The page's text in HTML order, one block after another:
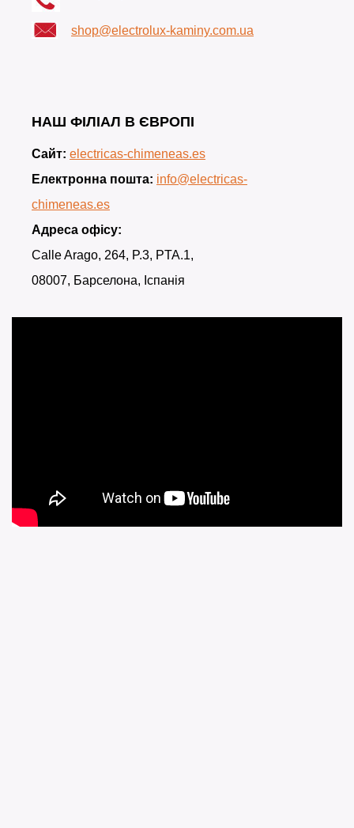
shop@electrolux-kaminy.com.ua
НАШ ФІЛІАЛ В ЄВРОПІ
Сайт: electricas-chimeneas.es
Електронна пошта: info@electricas-
chimeneas.es
Адреса офісу:
Calle Arago, 264, P.3, PTA.1,
08007, Барселона, Іспанія